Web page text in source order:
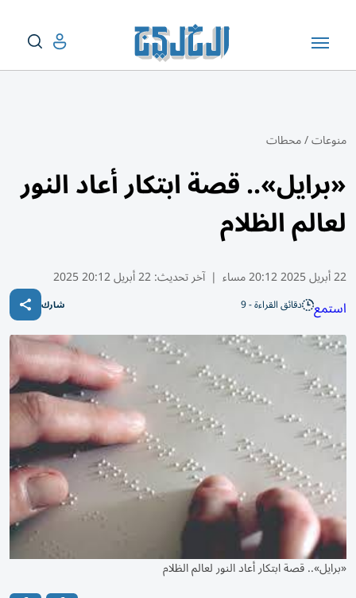
منوعات/محطات
«برايل».. قصة ابتكار أعاد النور
لعالم الظلام
22 أبريل 2025 20:12 مساء | آخر تحديث:22 أبريل 20:12 2025
استمع دقائق القراءة - 9 شارك
«برايل».. قصة ابتكار أعاد النور لعالم الظلام